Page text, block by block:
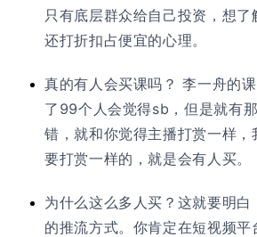
只有底层群众给自己投资，想了
还打折扣占便宜的心理。
真的有人会买课吗？ 李一舟的
了99个人会觉得sb，但是就有
错，就和你觉得主播打赏一样，
要打赏一样的，就是会有人买。
为什么这么多人买？这就要明白
的推流方式。你肯定在短视频平